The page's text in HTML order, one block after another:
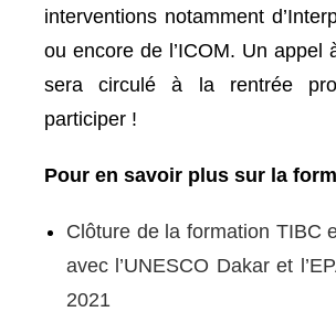
interventions notamment
ou encore de l’ICOM. Un appel
sera circulé à la rentrée
participer !
Pour en savoir plus sur la
Clôture de la formation TIBC
avec l’UNESCO Dakar et
2021